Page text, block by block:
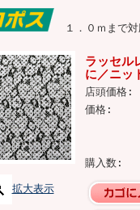
１．０ｍまで対
拡大表示
ラッセル
に／ニッ
店頭価格:
価格:
購入数: